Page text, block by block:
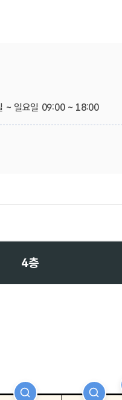
~ 일요일 09:00 ~ 18:00
4층
자세히보기 자세히보기